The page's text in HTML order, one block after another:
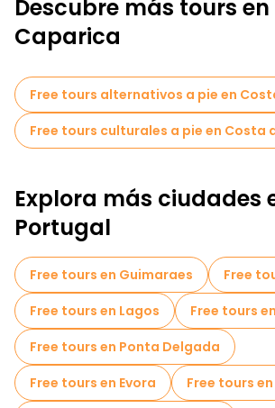
Descubre más tours
Caparica
Free tours alternativos a pie en
Free tours culturales a pie en Costa
Explora más ciudades
Portugal
Free tours en Guimaraes
Free
Free tours en Lagos
Free tours
Free tours en Ponta Delgada
Free tours en Evora
Free tours